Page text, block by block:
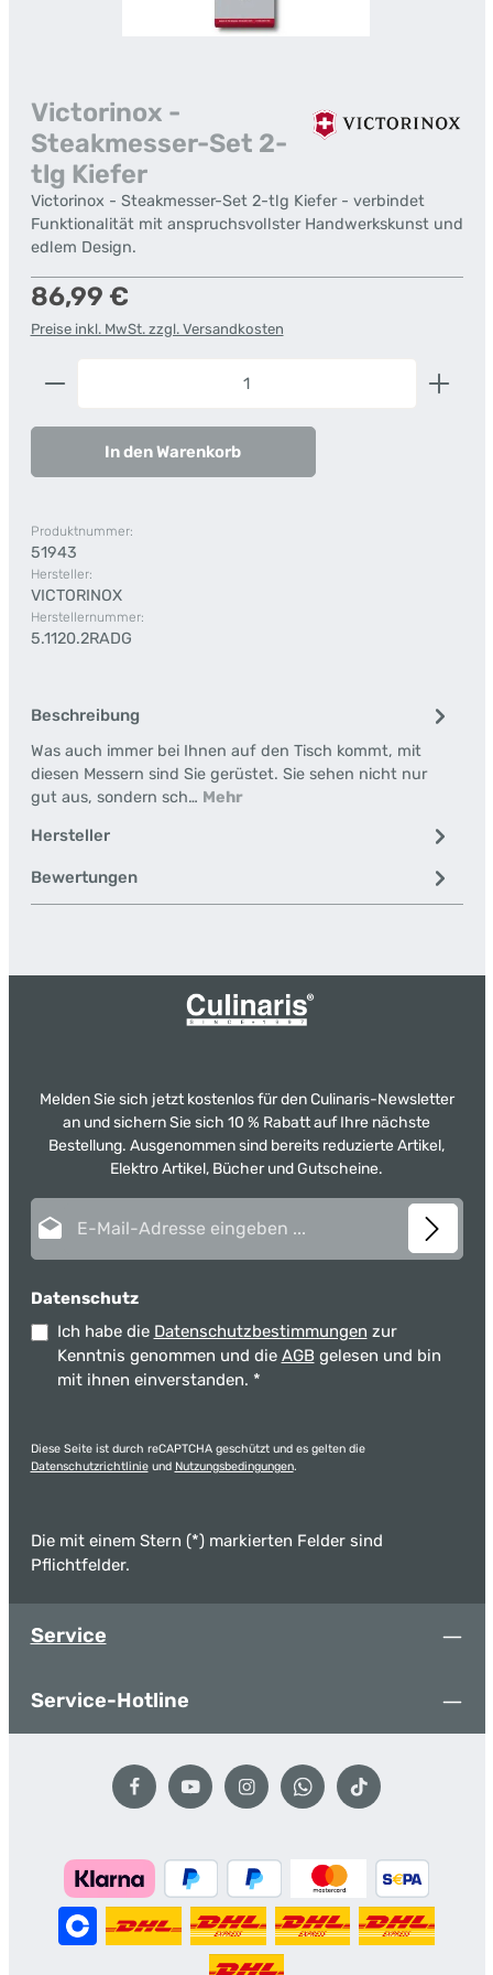
Victorinox -
Steakmesser-Set 2-
tlg Kiefer
Victorinox - Steakmesser-Set 2-tlg Kiefer - verbindet
Funktionalität mit anspruchsvollster Handwerkskunst und
edlem Design.
Regulärer Preis:
86,99 €
Preise inkl. MwSt. zzgl. Versandkosten
Produkt Anzahl: Gib den gewünschten Wert ein
In den Warenkorb
Produktnummer:
51943
Hersteller:
VICTORINOX
Herstellernummer:
5.1120.2RADG
Beschreibung
Was auch immer bei Ihnen auf den Tisch kommt, mit
diesen Messern sind Sie gerüstet. Sie sehen nicht nur
gut aus, sondern sch… Mehr
Hersteller
Bewertungen
Melden Sie sich jetzt kostenlos für den Culinaris-Newsletter
an und sichern Sie sich 10 % Rabatt auf Ihre nächste
Bestellung. Ausgenommen sind bereits reduzierte Artikel,
Elektro Artikel, Bücher und Gutscheine.
Datenschutz
Ich habe die Datenschutzbestimmungen zur
Kenntnis genommen und die AGB gelesen und bin
mit ihnen einverstanden. *
Diese Seite ist durch reCAPTCHA geschützt und es gelten die
Datenschutzrichtlinieund Nutzungsbedingungen.
Die mit einem Stern (*) markierten Felder sind
Pflichtfelder.
Service
Service-Hotline